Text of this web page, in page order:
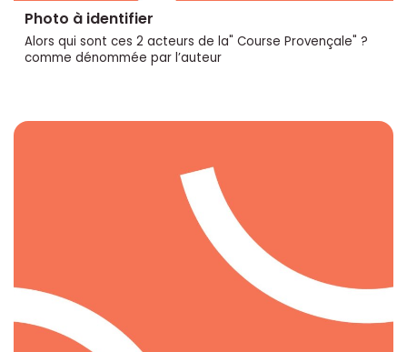
Photo à identifier
Alors qui sont ces 2 acteurs de la" Course Provençale" ?
comme dénommée par l’auteur